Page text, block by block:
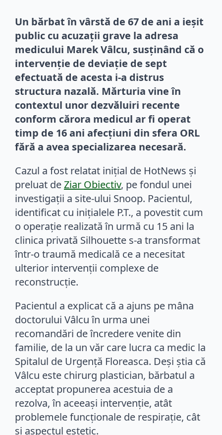
Un bărbat în vârstă de 67 de ani a ieșit
public cu acuzații grave la adresa
medicului Marek Vâlcu, susținând că o
intervenție de deviație de sept
efectuată de acesta i-a distrus
structura nazală. Mărturia vine în
contextul unor dezvăluiri recente
conform cărora medicul ar fi operat
timp de 16 ani afecțiuni din sfera ORL
fără a avea specializarea necesară.
Cazul a fost relatat inițial de HotNews și
preluat deZiar Obiectiv, pe fondul unei
investigații a site-ului Snoop. Pacientul,
identificat cu inițialele P.T., a povestit cum
o operație realizată în urmă cu 15 ani la
clinica privată Silhouette s-a transformat
într-o traumă medicală ce a necesitat
ulterior intervenții complexe de
reconstrucție.
Pacientul a explicat că a ajuns pe mâna
doctorului Vâlcu în urma unei
recomandări de încredere venite din
familie, de la un văr care lucra ca medic la
Spitalul de Urgență Floreasca. Deși știa că
Vâlcu este chirurg plastician, bărbatul a
acceptat propunerea acestuia de a
rezolva, în aceeași intervenție, atât
problemele funcționale de respirație, cât
și aspectul estetic.